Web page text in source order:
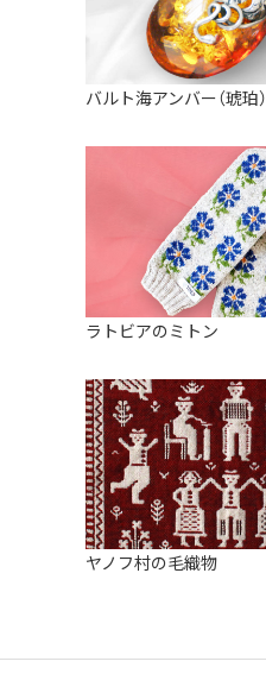
すべて見る
バルト海アンバー（琥珀）
ラトビアのミトン
ヤノフ村の毛織物